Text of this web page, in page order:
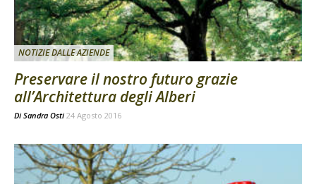
NOTIZIE DALLE AZIENDE
Preservare il nostro futuro grazie
all’Architettura degli Alberi
Di Sandra Osti 24 Agosto 2016